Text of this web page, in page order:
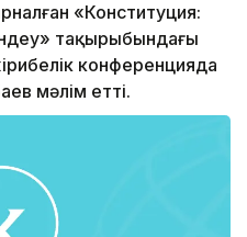
«Конституция:
тақырыбындағы
конференцияда
мәлім етті.